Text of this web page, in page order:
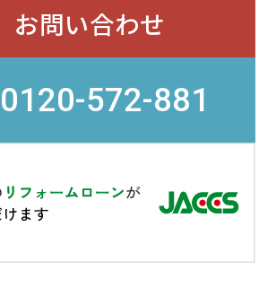
お問い合わせ
0120-572-881